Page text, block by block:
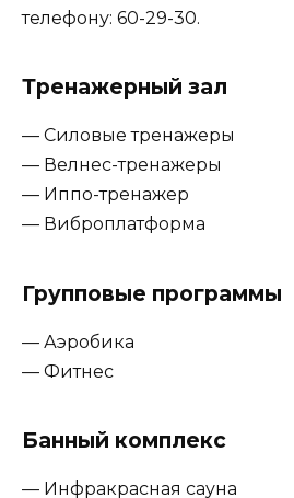
телефону: 60-29-30.
Тренажерный зал
— Силовые тренажеры
— Велнес-тренажеры
— Иппо-тренажер
— Виброплатформа
Групповые программы
— Аэробика
— Фитнес
Банный комплекс
— Инфракрасная сауна